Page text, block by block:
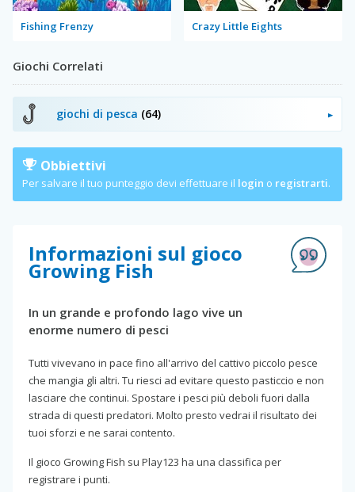
Fishing Frenzy Crazy Little Eights
Giochi Correlati
giochi di pesca (64)
Obbiettivi
Per salvare il tuo punteggio devi effettuare il login o registrarti.
Informazioni sul gioco
Growing Fish
In un grande e profondo lago vive un
enorme numero di pesci
Tutti vivevano in pace fino all'arrivo del cattivo piccolo pesce
che mangia gli altri. Tu riesci ad evitare questo pasticcio e non
lasciare che continui. Spostare i pesci più deboli fuori dalla
strada di questi predatori. Molto presto vedrai il risultato dei
tuoi sforzi e ne sarai contento.
Il gioco Growing Fish su Play123 ha una classifica per
registrare i punti.